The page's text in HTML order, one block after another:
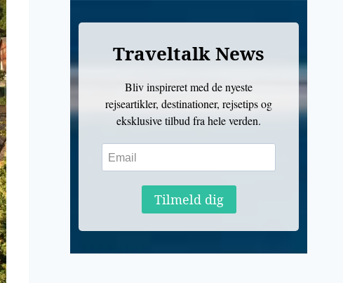
Traveltalk News
Bliv inspireret med de nyeste
rejseartikler, destinationer, rejsetips og
eksklusive tilbud fra hele verden.
Tilmeld dig